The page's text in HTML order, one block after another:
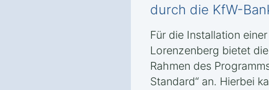
durch die KfW-
Für die Installation
Lorenzenberg bietet
Rahmen des
Standard“ an. Hierbei